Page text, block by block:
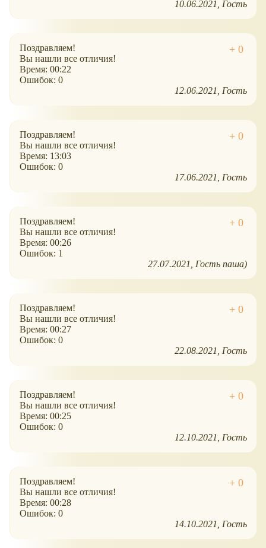
10.06.2021 Гость
Поздравляем!
Вы нашли все отличия!
Время: 00:22
Ошибок: 0
12.06.2021 Гость
Поздравляем!
Вы нашли все отличия!
Время: 13:03
Ошибок: 0
17.06.2021 Гость
Поздравляем!
Вы нашли все отличия!
Время: 00:26
Ошибок: 1
27.07.2021 Гость паша)
Поздравляем!
Вы нашли все отличия!
Время: 00:27
Ошибок: 0
22.08.2021 Гость
Поздравляем!
Вы нашли все отличия!
Время: 00:25
Ошибок: 0
12.10.2021 Гость
Поздравляем!
Вы нашли все отличия!
Время: 00:28
Ошибок: 0
14.10.2021 Гость